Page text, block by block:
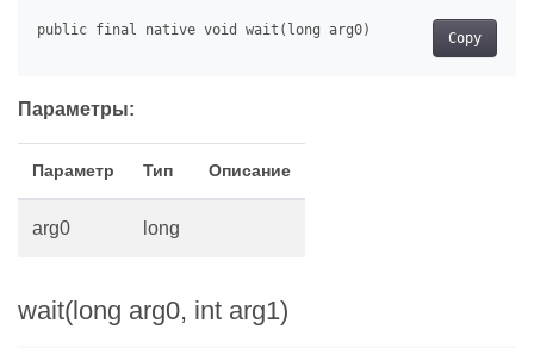
Copy
Параметры:
Параметр Тип Описание
arg0 long
wait(long arg0, int arg1)